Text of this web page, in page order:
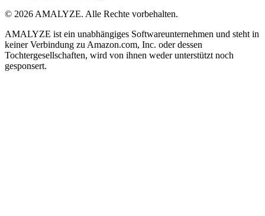
© 2026 AMALYZE. Alle Rechte vorbehalten.
AMALYZE ist ein unabhängiges Softwareunternehmen und steht in
keiner Verbindung zu Amazon.com, Inc. oder dessen
Tochtergesellschaften, wird von ihnen weder unterstützt noch
gesponsert.